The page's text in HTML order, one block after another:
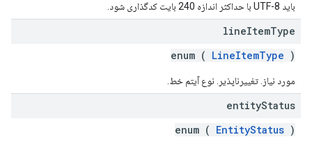
باید UTF-8 با حداکثر اندازه 240 بایت کدگذاری شود.
lineItemType
enum ( LineItemType )
مورد نیاز. تغییرناپذیر. نوع آیتم خط.
entityStatus
enum ( EntityStatus )